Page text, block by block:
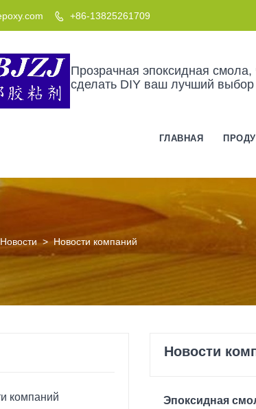
 +86-13825261709
Прозрачная эпоксидная смола,
сделать DIY ваш лучший выбор
ГЛАВНАЯ
Новости > Новости компаний
Новости
Эпоксидная
компаний